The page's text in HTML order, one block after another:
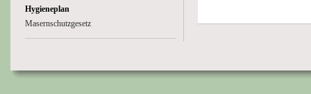
Hygieneplan
Masernschutzgesetz